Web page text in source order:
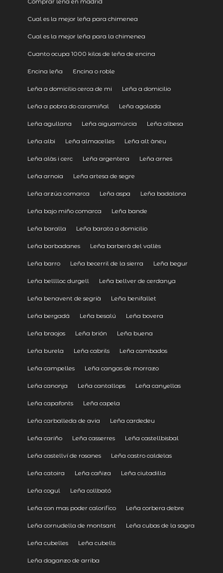
Cual es la mejor leña para chimenea
Cual es la mejor leña para la chimenea
Cuanto ocupa 1000 kilos de leña de encina
Encina leña Encina o roble
Leña a domicilio cerca de mi Leña a domicilio
Leña a pobra do caramiñal Leña agolada
Leña agullana Leña aiguamúrcia Leña albesa
Leña albi Leña almacelles Leña alt àneu
Leña alàs i cerc Leña argentera Leña arnes
Leña arnoia Leña artesa de segre
Leña arzúa comarca Leña aspa Leña badalona
Leña bajo miño comarca Leña bande
Leña baralla Leña barata a domicilio
Leña barbadanes Leña barberà del vallès
Leña barro Leña becerril de la sierra Leña begur
Leña belllloc durgell Leña bellver de cerdanya
Leña benavent de segrià Leña benifallet
Leña bergadá Leña besalú Leña bovera
Leña braojos Leña brión Leña buena
Leña burela Leña cabrils Leña cambados
Leña campelles Leña cangas de morrazo
Leña canonja Leña cantallops Leña canyellas
Leña capafonts Leña capela
Leña carballeda de avia Leña cardedeu
Leña cariño Leña casserres Leña castellbisbal
Leña castellví de rosanes Leña castro caldelas
Leña catoira Leña cañiza Leña ciutadilla
Leña cogul Leña collbató
Leña con mas poder calorifico Leña corbera debre
Leña cornudella de montsant Leña cubas de la sagra
Leña cubelles Leña cubells
Leña daganzo de arriba